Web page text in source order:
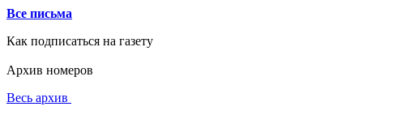
Все письма
Как подписаться на газету
Архив номеров
Весь архив